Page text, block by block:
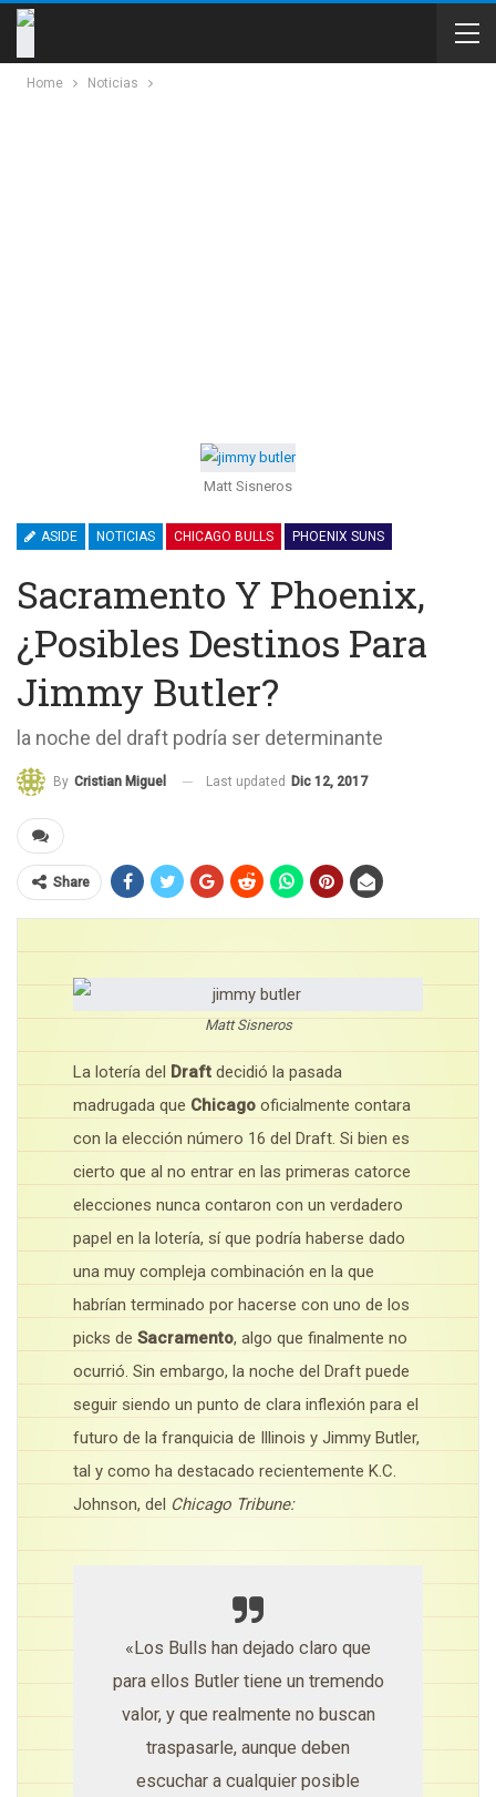
Home Noticias
Matt Sisneros
ASIDE NOTICIAS CHICAGO BULLS PHOENIX SUNS
Sacramento Y Phoenix,
¿posibles Destinos Para
Jimmy Butler?
la noche del draft podría ser determinante
By Cristian Miguel Last updated Dic 12, 2017
Share
Matt Sisneros
La lotería del Draft decidió la pasada
madrugada que Chicago oficialmente contara
con la elección número 16 del Draft. Si bien es
cierto que al no entrar en las primeras catorce
elecciones nunca contaron con un verdadero
papel en la lotería, sí que podría haberse dado
una muy compleja combinación en la que
habrían terminado por hacerse con uno de los
picks de Sacramento, algo que finalmente no
ocurrió. Sin embargo, la noche del Draft puede
seguir siendo un punto de clara inflexión para el
futuro de la franquicia de Illinois y Jimmy Butler,
tal y como ha destacado recientemente K.C.
Johnson, del Chicago Tribune:
«Los Bulls han dejado claro que
para ellos Butler tiene un tremendo
valor, y que realmente no buscan
traspasarle, aunque deben
escuchar a cualquier posible